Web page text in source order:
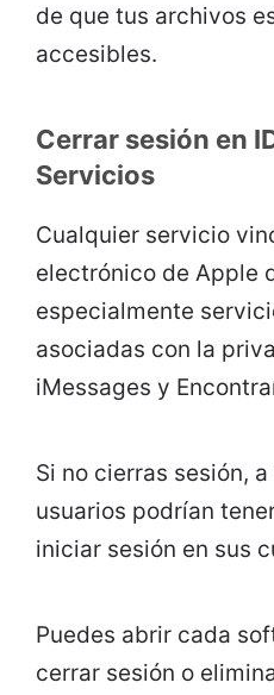
de que tus archivos
accesibles.
Cerrar sesión en
Servicios
Cualquier servicio
electrónico de Apple
especialmente
asociadas con la
iMessages y
Si no cierras sesión,
usuarios podrían
iniciar sesión en sus
Puedes abrir cada
cerrar sesión o